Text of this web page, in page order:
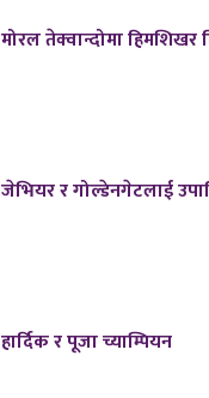
मोरल तेक्वान्दोमा हिमशिखर
जेभियर र गोल्डेनगेटलाई
हार्दिक र पूजा च्याम्पियन